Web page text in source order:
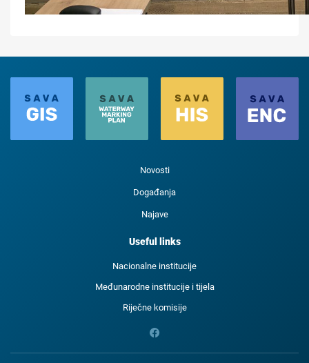
Novosti
Događanja
Najave
Useful links
Nacionalne institucije
Međunarodne institucije i tijela
Riječne komisije